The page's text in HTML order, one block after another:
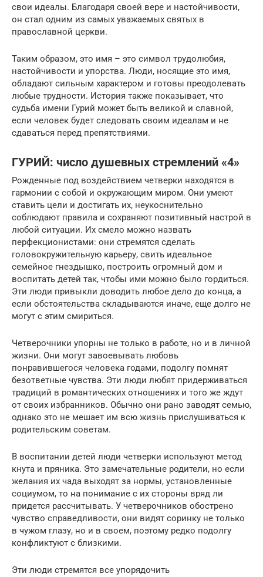
свои идеалы. Благодаря своей вере и настойчивости,
он стал одним из самых уважаемых святых в
православной церкви.
Таким образом, это имя – это символ трудолюбия,
настойчивости и упорства. Люди, носящие это имя,
обладают сильным характером и готовы преодолевать
любые трудности. История также показывает, что
судьба имени Гурий может быть великой и славной,
если человек будет следовать своим идеалам и не
сдаваться перед препятствиями.
ГУРИЙ: число душевных стремлений «4»
Рожденные под воздействием четверки находятся в
гармонии с собой и окружающим миром. Они умеют
ставить цели и достигать их, неукоснительно
соблюдают правила и сохраняют позитивный настрой в
любой ситуации. Их смело можно назвать
перфекционистами: они стремятся сделать
головокружительную карьеру, свить идеальное
семейное гнездышко, построить огромный дом и
воспитать детей так, чтобы ими можно было гордиться.
Эти люди привыкли доводить любое дело до конца, а
если обстоятельства складываются иначе, еще долго не
могут с этим смириться.
Четверочники упорны не только в работе, но и в личной
жизни. Они могут завоевывать любовь
понравившегося человека годами, подолгу помнят
безответные чувства. Эти люди любят придерживаться
традиций в романтических отношениях и того же ждут
от своих избранников. Обычно они рано заводят семью,
однако это не мешает им всю жизнь прислушиваться к
родительским советам.
В воспитании детей люди четверки используют метод
кнута и пряника. Это замечательные родители, но если
желания их чада выходят за нормы, установленные
социумом, то на понимание с их стороны вряд ли
придется рассчитывать. У четверочников обострено
чувство справедливости, они видят соринку не только
в чужом глазу, но и в своем, поэтому редко подолгу
конфликтуют с близкими.
Эти люди стремятся все упорядочить